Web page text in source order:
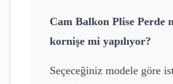
Cam Balkon Plise Perde
kornişe mi yapılıyor?
Seçeceğiniz modele göre